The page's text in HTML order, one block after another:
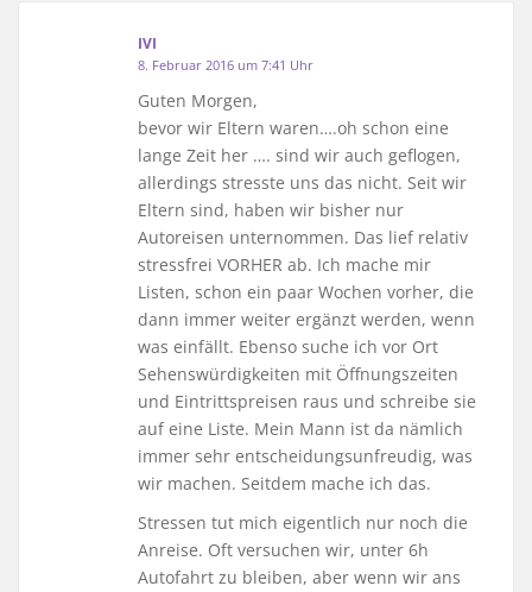
IVI
8. Februar 2016 um 7:41 Uhr
Guten Morgen,
bevor wir Eltern waren….oh schon eine
lange Zeit her …. sind wir auch geflogen,
allerdings stresste uns das nicht. Seit wir
Eltern sind, haben wir bisher nur
Autoreisen unternommen. Das lief relativ
stressfrei VORHER ab. Ich mache mir
Listen, schon ein paar Wochen vorher, die
dann immer weiter ergänzt werden, wenn
was einfällt. Ebenso suche ich vor Ort
Sehenswürdigkeiten mit Öffnungszeiten
und Eintrittspreisen raus und schreibe sie
auf eine Liste. Mein Mann ist da nämlich
immer sehr entscheidungsunfreudig, was
wir machen. Seitdem mache ich das.
Stressen tut mich eigentlich nur noch die
Anreise. Oft versuchen wir, unter 6h
Autofahrt zu bleiben, aber wenn wir ans